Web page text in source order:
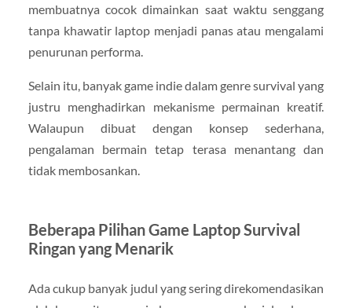
membuatnya cocok dimainkan saat waktu senggang
tanpa khawatir laptop menjadi panas atau mengalami
penurunan performa.
Selain itu, banyak game indie dalam genre survival yang
justru menghadirkan mekanisme permainan kreatif.
Walaupun dibuat dengan konsep sederhana,
pengalaman bermain tetap terasa menantang dan
tidak membosankan.
Beberapa Pilihan Game Laptop Survival
Ringan yang Menarik
Ada cukup banyak judul yang sering direkomendasikan